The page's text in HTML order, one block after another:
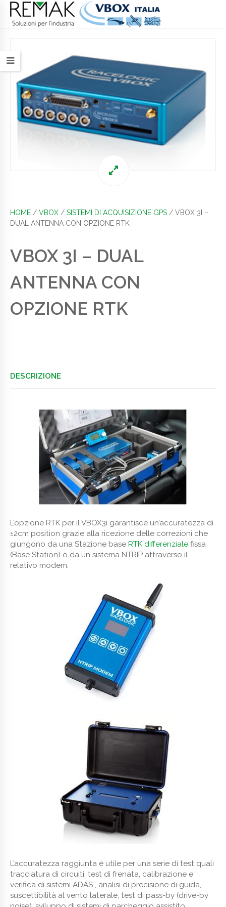
HOME / VBOX / SISTEMI DI ACQUISIZIONE GPS / VBOX 3I –
DUAL ANTENNA CON OPZIONE RTK
VBOX 3I – DUAL
ANTENNA CON
OPZIONE RTK
DESCRIZIONE
L’opzione RTK per il VBOX3i garantisce un’accuratezza di
±2cm position grazie alla ricezione delle correzioni che
giungono da una Stazione base RTK differenziale fissa
(Base Station) o da un sistema NTRIP attraverso il
relativo modem.
L’accuratezza raggiunta è utile per una serie di test quali
tracciatura di circuiti, test di frenata, calibrazione e
verifica di sistemi ADAS , analisi di precisione di guida,
suscettibilità al vento laterale, test di pass-by (drive-by